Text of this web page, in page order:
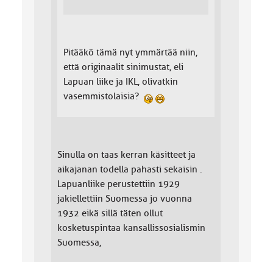
Pitääkö tämä nyt ymmärtää niin,
että originaalit sinimustat, eli
Lapuan liike ja IKL, olivatkin
vasemmistolaisia?
Sinulla on taas kerran käsitteet ja
aikajanan todella pahasti sekaisin .
Lapuanliike perustettiin 1929
jakiellettiin Suomessa jo vuonna
1932 eikä sillä täten ollut
kosketuspintaa kansallissosialismin
Suomessa,